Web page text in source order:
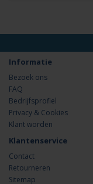
Informatie
Bezoek ons
FAQ
Bedrijfsprofiel
Privacy & Cookies
Klant worden
Klantenservice
Contact
Retourneren
Sitemap